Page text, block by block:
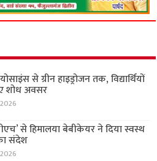
से ग्रीन हाइड्रोजन तक, विद्यार्थियों
शोध अवसर
से हिमालया बेबीकेयर ने दिया स्वस्थ
संदेश